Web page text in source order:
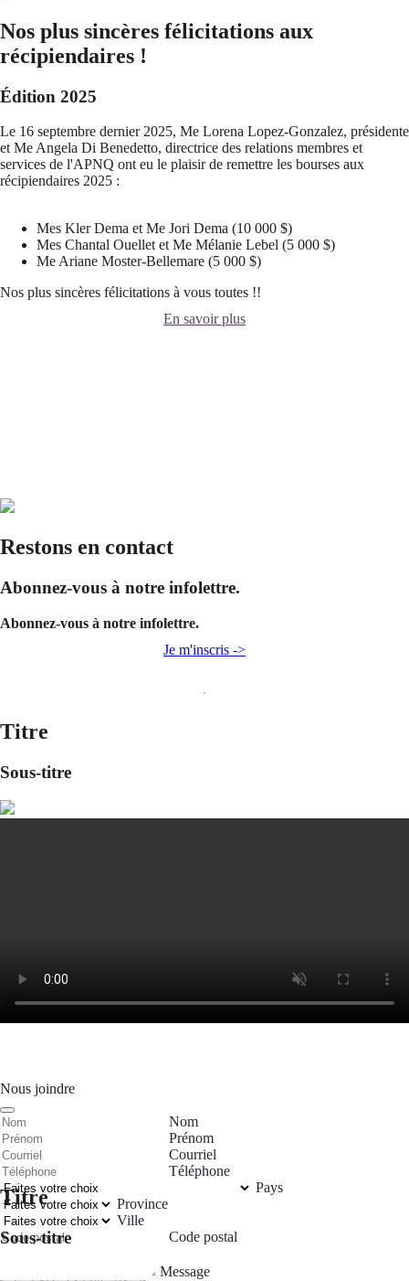
Nos plus sincères félicitations aux
récipiendaires !
Édition 2025
Le 16 septembre dernier 2025, Me Lorena Lopez-Gonzalez, présidente
et Me Angela Di Benedetto, directrice des relations membres et
services de l'APNQ ont eu le plaisir de remettre les bourses aux
récipiendaires 2025 :
Mes Kler Dema et Me Jori Dema (10 000 $)
Mes Chantal Ouellet et Me Mélanie Lebel (5 000 $)
Me Ariane Moster-Bellemare (5 000 $)
Nos plus sincères félicitations à vous toutes !!
En savoir plus
Restons en contact
Abonnez-vous à notre infolettre.
Abonnez-vous à notre infolettre.
Je m'inscris ->
Titre
Sous-titre
Titre
Sous-titre
Nous joindre
Nom
Prénom
Courriel
Téléphone
Pays
Province
Ville
Code postal
Message